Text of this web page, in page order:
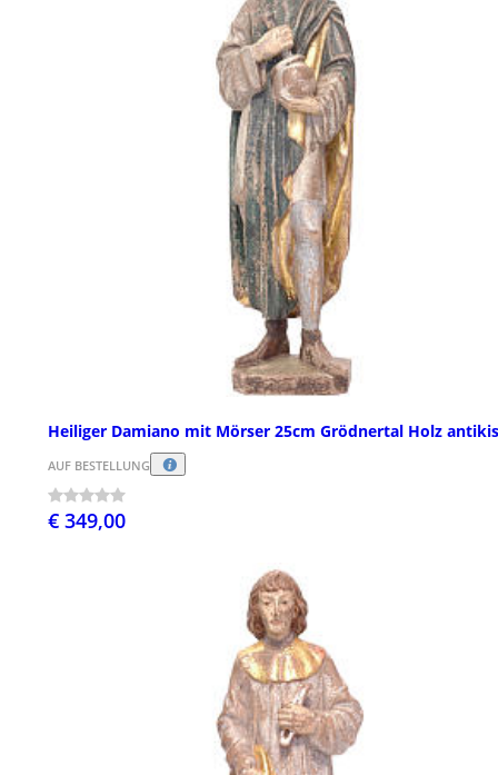
Heiliger Damiano mit Mörser 25cm Grödnertal Holz
AUF BESTELLUNG
€ 349,00